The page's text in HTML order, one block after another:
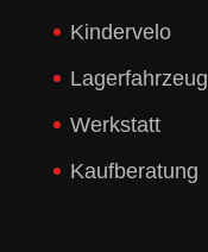
Kindervelo
Werkstatt
Kaufberatung